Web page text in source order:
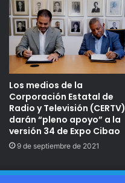
Los medios de la
Corporación Estatal de
Radio y Televisión (CERTV)
darán “pleno apoyo” a la
versión 34 de Expo Cibao
9 de septiembre de 2021